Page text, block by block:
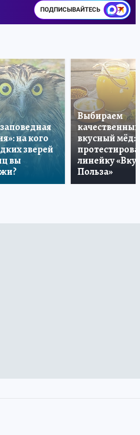
ПОДПИСЫВАЙТЕСЬ
на кого
зверей
вы
Выбираем
качественный
вкусный мёд:
линейку «Вкус
Польза»